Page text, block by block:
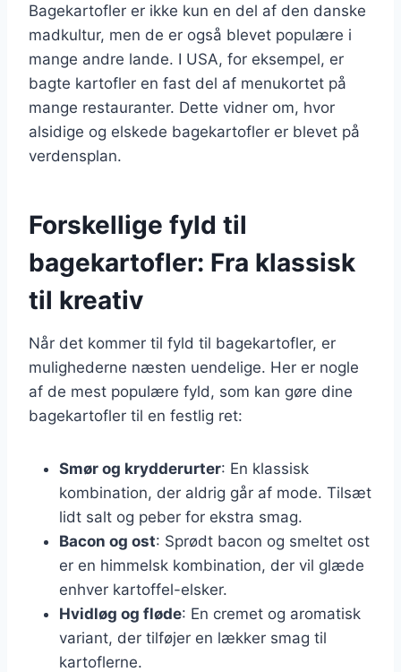
Bagekartofler er ikke kun en del af den danske
madkultur, men de er også blevet populære i
mange andre lande. I USA, for eksempel, er
bagte kartofler en fast del af menukortet på
mange restauranter. Dette vidner om, hvor
alsidige og elskede bagekartofler er blevet på
verdensplan.
Forskellige fyld til
bagekartofler: Fra klassisk
til kreativ
Når det kommer til fyld til bagekartofler, er
mulighederne næsten uendelige. Her er nogle
af de mest populære fyld, som kan gøre dine
bagekartofler til en festlig ret:
Smør og krydderurter: En klassisk
kombination, der aldrig går af mode. Tilsæt
lidt salt og peber for ekstra smag.
Bacon og ost: Sprødt bacon og smeltet ost
er en himmelsk kombination, der vil glæde
enhver kartoffel-elsker.
Hvidløg og fløde: En cremet og aromatisk
variant, der tilføjer en lækker smag til
kartoflerne.